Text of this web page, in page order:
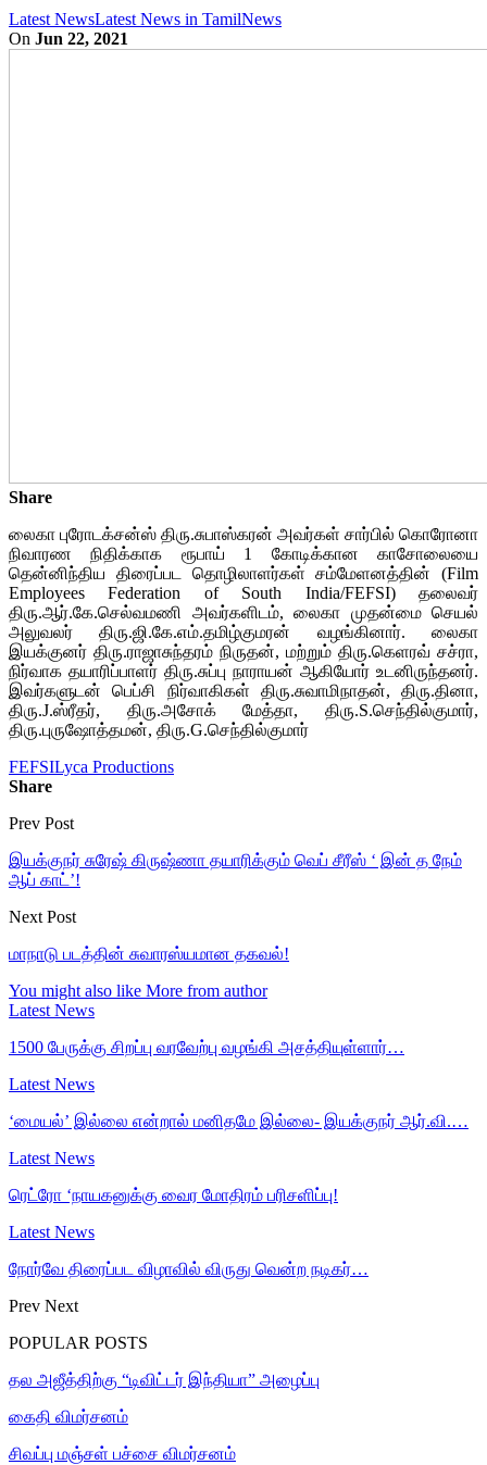
Latest NewsLatest News in TamilNews
On Jun 22, 2021
Share
லைகா புரோடக்சன்ஸ் திரு.சுபாஸ்கரன் அவர்கள் சார்பில் கொரோனா
நிவாரண நிதிக்காக ரூபாய் 1 கோடிக்கான காசோலையை
தென்னிந்திய திரைப்பட தொழிலாளர்கள் சம்மேளனத்தின் (Film
Employees Federation of South India/FEFSI) தலைவர்
திரு.ஆர்.கே.செல்வமணி அவர்களிடம், லைகா முதன்மை செயல்
அலுவலர் திரு.ஜி.கே.எம்.தமிழ்குமரன் வழங்கினார். லைகா
இயக்குனர் திரு.ராஜாசுந்தரம் நிருதன், மற்றும் திரு.கெளரவ் சச்ரா,
நிர்வாக தயாரிப்பாளர் திரு.சுப்பு நாராயன் ஆகியோர் உடனிருந்தனர்.
இவர்களுடன் பெப்சி நிர்வாகிகள் திரு.சுவாமிநாதன், திரு.தினா,
திரு.J.ஸ்ரீதர், திரு.அசோக் மேத்தா, திரு.S.செந்தில்குமார்,
திரு.புருஷோத்தமன், திரு.G.செந்தில்குமார்
FEFSILyca Productions
Share
Prev Post
இயக்குநர் சுரேஷ் கிருஷ்ணா தயாரிக்கும் வெப் சீரீஸ் ‘ இன் த நேம்
ஆப் காட்’!
Next Post
மாநாடு படத்தின் சுவாரஸ்யமான தகவல்!
You might also like More from author
Latest News
1500 பேருக்கு சிறப்பு வரவேற்பு வழங்கி அசத்தியுள்ளார்…
Latest News
‘மையல்’ இல்லை என்றால் மனிதமே இல்லை- இயக்குநர் ஆர்.வி.…
Latest News
ரெட்ரோ ‘நாயகனுக்கு வைர மோதிரம் பரிசளிப்பு!
Latest News
நோர்வே திரைப்பட விழாவில் விருது வென்ற நடிகர்…
Prev Next
POPULAR POSTS
தல அஜீத்திற்கு “டிவிட்டர் இந்தியா” அழைப்பு
கைதி விமர்சனம்
சிவப்பு மஞ்சள் பச்சை விமர்சனம்